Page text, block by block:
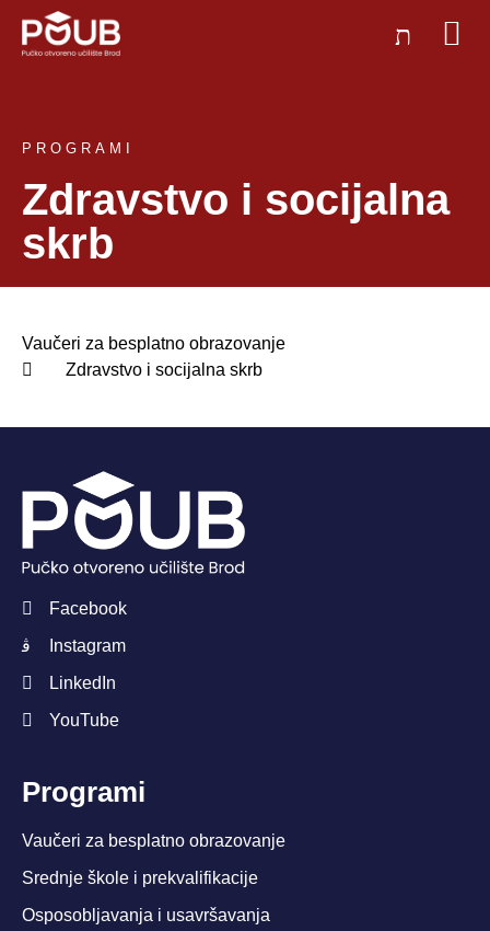
PROGRAMI
Zdravstvo i socijalna
skrb
Vaučeri za besplatno obrazovanje
Zdravstvo i socijalna skrb
Facebook
Instagram
LinkedIn
YouTube
Programi
Vaučeri za besplatno obrazovanje
Srednje škole i prekvalifikacije
Osposobljavanja i usavršavanja